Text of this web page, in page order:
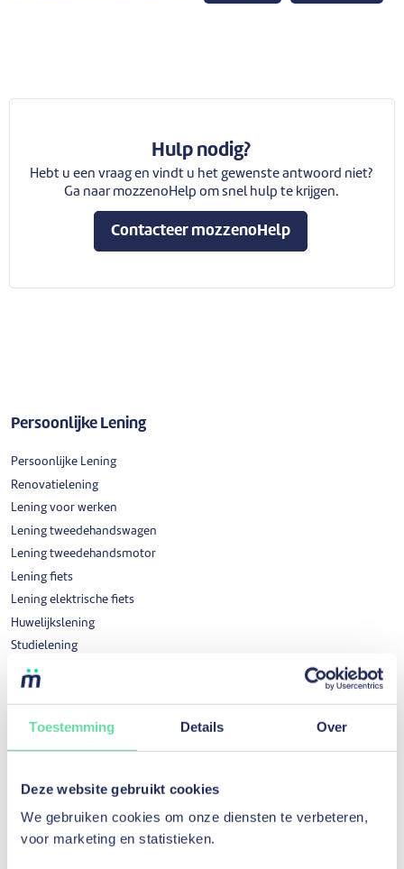
Toestemming Details Over
Deze website gebruikt cookies
We gebruiken cookies om onze diensten te verbeteren,
voor marketing en statistieken.
Hulp nodig?
Hebt u een vraag en vindt u het gewenste antwoord niet?
Ga naar mozzenoHelp om snel hulp te krijgen.
Contacteer mozzenoHelp
Persoonlijke Lening
Persoonlijke Lening
Renovatielening
Lening voor werken
Lening tweedehandswagen
Lening tweedehandsmotor
Lening fiets
Lening elektrische fiets
Huwelijkslening
Studielening
Reislening
Uw kredietopening of creditcard opzeggen
Investeringskrediet
Investeringskrediet